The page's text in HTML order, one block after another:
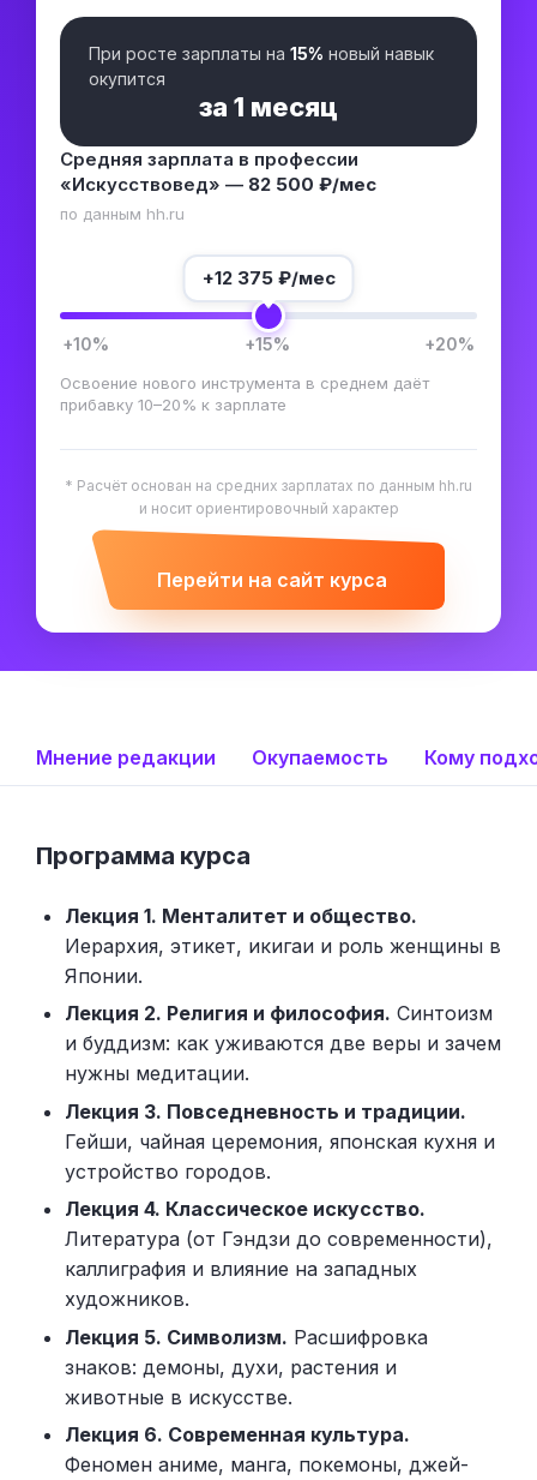
При росте зарплаты на 15% новый навык
окупится
за 1 месяц
Средняя зарплата в профессии
«Искусствовед» — 82 500 ₽/мес
по данным hh.ru
+12 375₽/мес
+10% +15% +20%
Освоение нового инструмента в среднем даёт
прибавку 10–20% к зарплате
* Расчёт основан на средних зарплатах по данным hh.ru
и носит ориентировочный характер
Перейти на сайт курса
Мнение редакции Окупаемость Кому
Программа курса
Лекция 1. Менталитет и общество.
Иерархия, этикет, икигаи и роль женщины в
Японии.
Лекция 2. Религия и философия. Синтоизм
и буддизм: как уживаются две веры и зачем
нужны медитации.
Лекция 3. Повседневность и традиции.
Гейши, чайная церемония, японская кухня и
устройство городов.
Лекция 4. Классическое искусство.
Литература (от Гэндзи до современности),
каллиграфия и влияние на западных
художников.
Лекция 5. Символизм. Расшифровка
знаков: демоны, духи, растения и
животные в искусстве.
Лекция 6. Современная культура.
Феномен аниме, манга, покемоны, джей-